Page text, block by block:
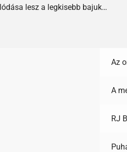
lesz a legkisebb bajuk…
Az
A
RJ